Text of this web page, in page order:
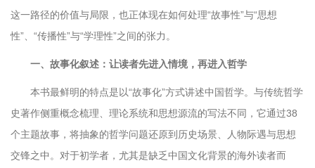
这一路径的价值与局限，也正体现在如何处理“故事性”与“思想
性”、“传播性”与“学理性”之间的张力。
一、故事化叙述：让读者先进入情境，再进入哲学
本书最鲜明的特点是以“故事化”方式讲述中国哲学。与传统哲学
史著作侧重概念梳理、理论系统和思想源流的写法不同，它通过38
个主题故事，将抽象的哲学问题还原到历史场景、人物际遇与思想
交锋之中。对于初学者，尤其是缺乏中国文化背景的海外读者而